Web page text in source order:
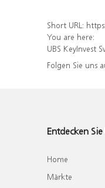
Short URL: https://
You are here:
UBS KeyInvest
Folgen Sie uns
Entdecken
Home
Märkte